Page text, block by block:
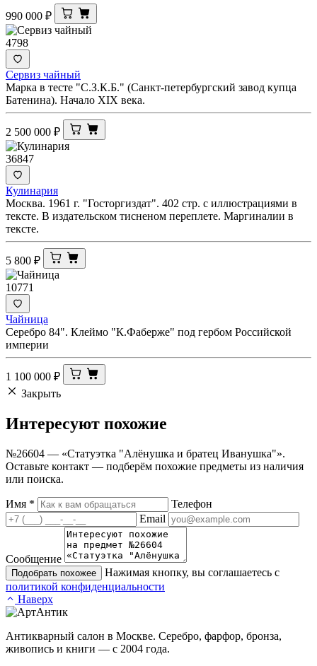
990 000 ₽
4798
Сервиз чайный
Марка в тесте "С.З.К.Б." (Санкт-петербургский завод купца
Батенина). Начало XIX века.
2 500 000 ₽
36847
Кулинария
Москва. 1961 г. "Госторгиздат". 402 стр. с иллюстрациями в
тексте. В издательском тисненом переплете. Маргиналии в
тексте.
5 800 ₽
10771
Чайница
Серебро 84". Клеймо "К.Фаберже" под гербом Российской
империи
1 100 000 ₽
Закрыть
Интересуют похожие
№26604 — «Статуэтка "Алёнушка и братец Иванушка"».
Оставьте контакт — подберём похожие предметы из наличия
или поиска.
Имя *
Телефон
Email
Сообщение
Подобрать похожее
Нажимая кнопку, вы соглашаетесь с
политикой конфиденциальности
Наверх
Антикварный салон в Москве. Серебро, фарфор, бронза,
живопись и книги — с 2004 года.